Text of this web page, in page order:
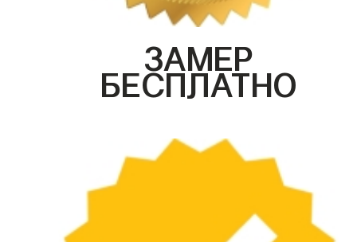
ЗАМЕР
БЕСПЛАТНО